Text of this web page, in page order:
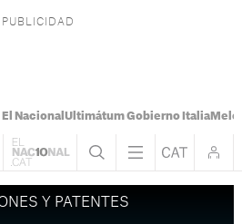
Nacional Ultimátum Gobierno Italia
Y PATENTES